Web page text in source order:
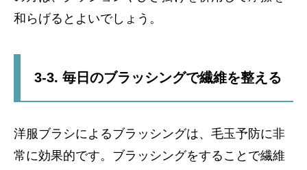
和らげるとよいでしょう。
3-3. 毎日のブラッシングで繊維を整える
洋服ブラシによるブラッシングは、毛玉予防に非
常に効果的です。ブラッシングをすることで繊維